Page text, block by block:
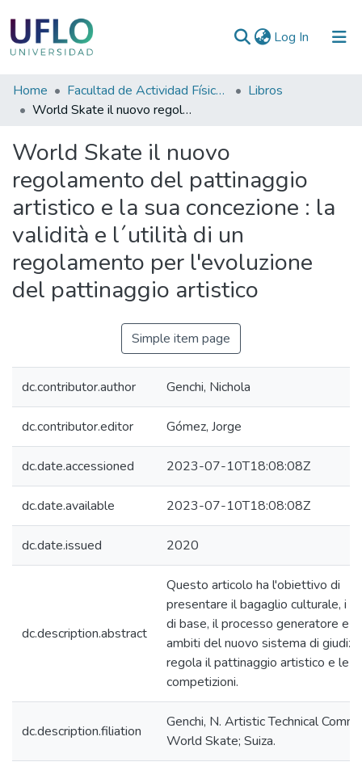
Log In (current)
Communities
&
All of RIUFLO
Statistics
Home Facultad de Actividad Física y Deporte
Libros
World Skate il nuovo regolamento del pattinaggio artistico e la sua concezione : la validità e l´utilità di un regolamento per l'evoluzione del pattinaggio artistico
World Skate il nuovo
regolamento del pattinaggio
artistico e la sua concezione : la
validità e l´utilità di un
regolamento per l'evoluzione
del pattinaggio artistico
Simple item page
dc.contributor.author Genchi, Nichola
dc.contributor.editor Gómez, Jorge
dc.date.accessioned 2023-07-10T18:08:08Z
dc.date.available 2023-07-10T18:08:08Z
dc.date.issued 2020
dc.description.abstract
Questo articolo ha l'obiettivo di
presentare il bagaglio culturale, i
di base, il processo generatore e i
ambiti del nuovo sistema di
regola il pattinaggio artistico e le
competizioni.
dc.description.filiation
Genchi, N. Artistic Technical
World Skate; Suiza.